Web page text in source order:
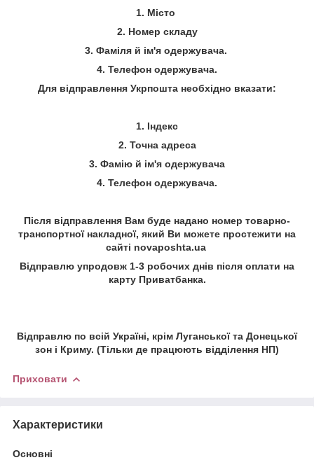
1. Місто
2. Номер складу
3. Фаміля й ім'я одержувача.
4. Телефон одержувача.
Для відправлення Укрпошта необхідно вказати:
1. Індекс
2. Точна адреса
3. Фамію й ім'я одержувача
4. Телефон одержувача.
Після відправлення Вам буде надано номер товарно-
транспортної накладної, який Ви можете простежити на
сайті novaposhta.ua
Відправлю упродовж 1-3 робочих днів після оплати на
карту Приватбанка.
Відправлю по всій Україні, крім Луганської та Донецької
зон і Криму. (Тільки де працюють відділення НП)
Приховати
Характеристики
Основні